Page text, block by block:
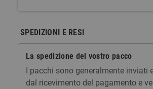
SPEDIZIONI E RESI
La spedizione del vostro pacco
I pacchi sono generalmente inviati
dal ricevimento del pagamento e